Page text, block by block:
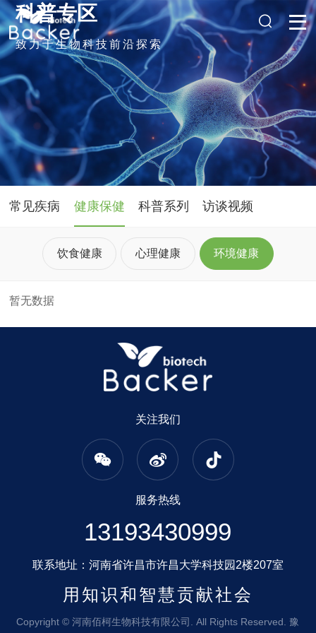
科普专区
致力于生物科技前沿探索
常见疾病 健康保健 科普系列 访谈视频
饮食健康 心理健康 环境健康
暂无数据
关注我们
服务热线
13193430999
联系地址：河南省许昌市许昌大学科技园2楼207室
用知识和智慧贡献社会
Copyright © 河南佰柯生物科技有限公司. All Rights Reserved.豫